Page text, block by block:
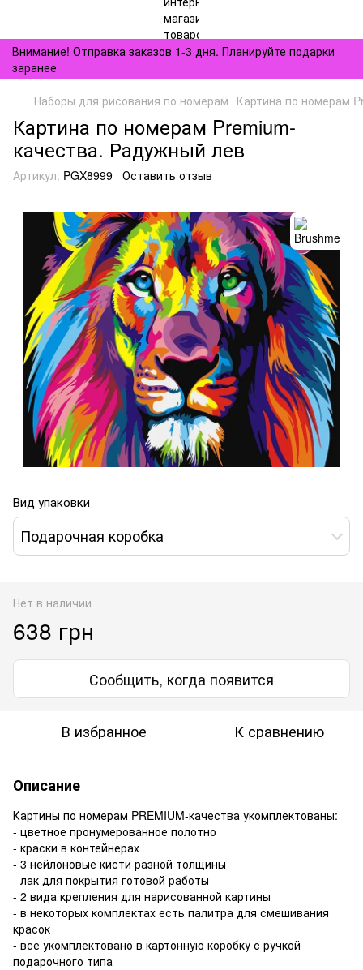
Внимание! Отправка заказов 1-3 дня. Планируйте подарки
заранее
Наборы для рисования по номерам Картина по номерам
Картина по номерам Premium-
качества. Радужный лев
Артикул: PGX8999 Оставить отзыв
Вид упаковки
Подарочная коробка
Нет в наличии
638 грн
Сообщить, когда появится
В избранное К сравнению
Описание
Картины по номерам PREMIUM-качества укомплектованы:
- цветное пронумерованное полотно
- краски в контейнерах
- 3 нейлоновые кисти разной толщины
- лак для покрытия готовой работы
- 2 вида крепления для нарисованной картины
- в некоторых комплектах есть палитра для смешивания
красок
- все укомплектовано в картонную коробку с ручкой
подарочного типа